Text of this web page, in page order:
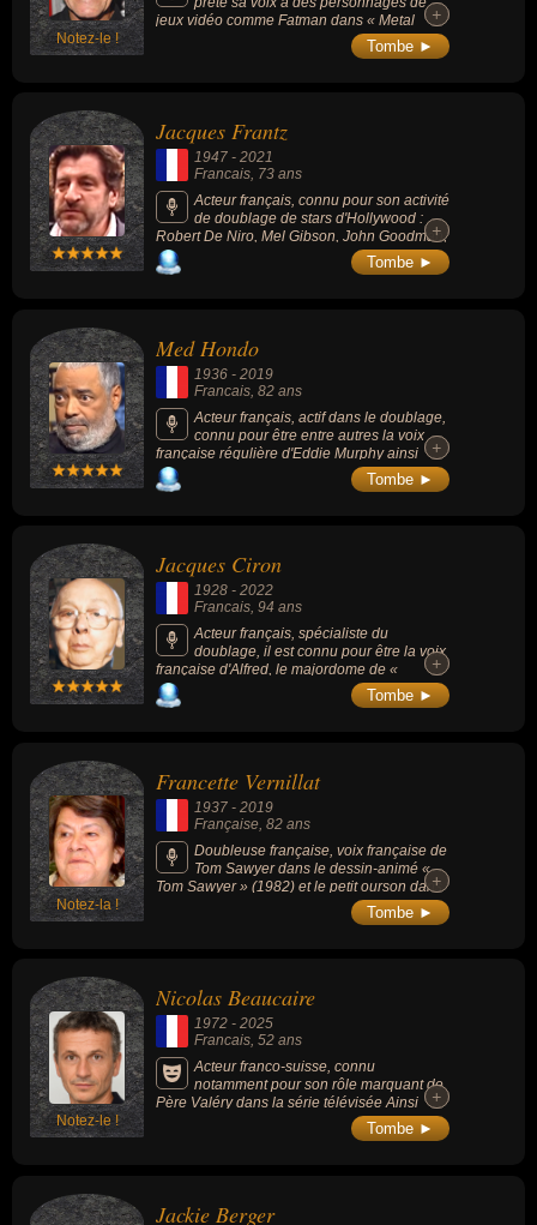
Notez-le !
jeux vidéo comme Fatman dans « Metal
Gear Solid 2 : Sons of Liberty » (2001), de
Bogen le chef de la police dans « Grim
(2010).
+
+
Tombe ►
Jacques Frantz
1947 - 2021
Francais, 73 ans
Acteur français, connu pour son activité
de doublage de stars d'Hollywood :
Robert De Niro, Mel Gibson, John Goodman,
Nick Nolte, Stellan Skarsgård et Kevin
McNally.
+
+
Tombe ►
Med Hondo
1936 - 2019
Francais , 82 ans
Acteur français, actif dans le doublage,
connu pour être entre autres la voix
française régulière d'Eddie Murphy ainsi
qu'une voix récurrente de Morgan Freeman
ou d'autres acteurs afro-américains dont
Rafiki dans la série de films « Le Roi lion »,
de L'Âne dans la série de films « Shrek » et
de Aku à partir de la seconde saison de la
série « Samurai Jack ».
+
+
Tombe ►
Jacques Ciron
1928 - 2022
Francais, 94 ans
Acteur français, spécialiste du
doublage, il est connu pour être la voix
française d'Alfred, le majordome de «
Batman », dans de nombreux films
éponymes de 1989 à 2016 ; ainsi que celle
+
+
Tombe ►
Notez-la !
Francette Vernillat
1937 - 2019
Française , 82 ans
Doubleuse française, voix française de
Tom Sawyer dans le dessin-animé «
Tom Sawyer » (1982) et le petit ourson dans
la dessin-animé « Bouba » (1977).
+
+
Tombe ►
Notez-le !
Nicolas Beaucaire
1972 - 2025
Francais, 52 ans
Acteur franco-suisse, connu
notamment pour son rôle marquant de
Père Valéry dans la série télévisée Ainsi
soient-ils (2012–2015), ainsi que pour ses
apparitions au cinéma dans Les Saveurs du
Piece, Naruto, Dragon Ball Super...) et jeux
+
+
Tombe ►
Jackie Berger